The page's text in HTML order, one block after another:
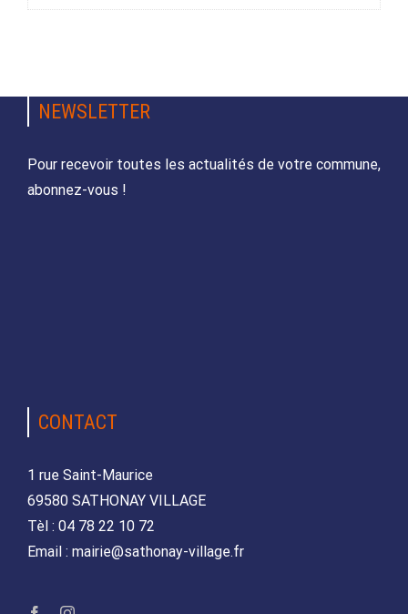
NEWSLETTER
Pour recevoir toutes les actualités de votre commune,
abonnez-vous !
CONTACT
1 rue Saint-Maurice
69580 SATHONAY VILLAGE
Tèl : 04 78 22 10 72
Email : mairie@sathonay-village.fr